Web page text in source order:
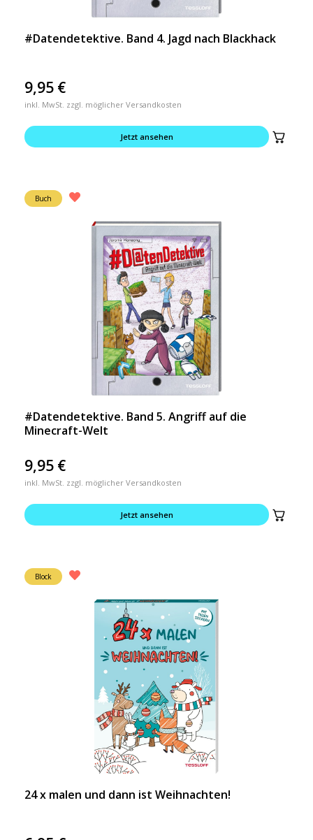
#Datendetektive. Band 4. Jagd nach Blackhack
9,95 €
inkl. MwSt. zzgl. möglicher Versandkosten
Jetzt ansehen
Buch
#Datendetektive. Band 5. Angriff auf die
Minecraft-Welt
9,95 €
inkl. MwSt. zzgl. möglicher Versandkosten
Jetzt ansehen
Block
24 x malen und dann ist Weihnachten!